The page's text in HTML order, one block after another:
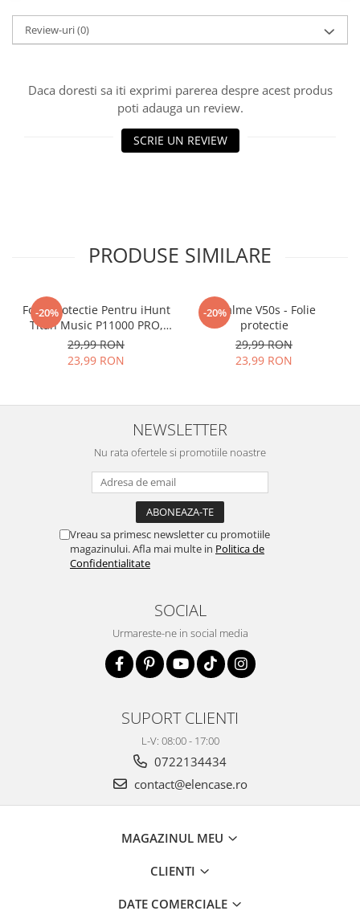
Review-uri(0)
Daca doresti sa iti exprimi parerea despre acest produs
poti adauga un review.
SCRIE UN REVIEW
PRODUSE SIMILARE
-20%
Folie Protectie Pentru iHunt
Titan Music P11000 PRO,
VDOO
29,99 RON
23,99 RON
-20%
Realme V50s - Folie
protectie
29,99 RON
23,99 RON
NEWSLETTER
Nu rata ofertele si promotiile noastre
Vreau sa primesc newsletter cu promotiile
magazinului. Afla mai multe in Politica de
Confidentialitate
SOCIAL
Urmareste-ne in social media
SUPORT CLIENTI
L-V: 08:00 - 17:00
0722134434
contact@elencase.ro
MAGAZINUL MEU
CLIENTI
DATE COMERCIALE